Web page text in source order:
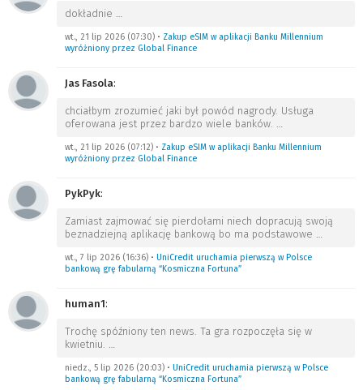
dokładnie …
wt., 21 lip 2026 (07:30) • Zakup eSIM w aplikacji Banku Millennium
wyróżniony przez Global Finance
Jas Fasola:
chciałbym zrozumieć jaki był powód nagrody. Usługa
oferowana jest przez bardzo wiele banków. …
wt., 21 lip 2026 (07:12) • Zakup eSIM w aplikacji Banku Millennium
wyróżniony przez Global Finance
PykPyk:
Zamiast zajmować się pierdołami niech dopracują swoją
beznadziejną aplikację bankową bo ma podstawowe …
wt., 7 lip 2026 (16:36) • UniCredit uruchamia pierwszą w Polsce
bankową grę fabularną “Kosmiczna Fortuna”
human1:
Trochę spóźniony ten news. Ta gra rozpoczęła się w
kwietniu. …
niedz., 5 lip 2026 (20:03) • UniCredit uruchamia pierwszą w Polsce
bankową grę fabularną “Kosmiczna Fortuna”